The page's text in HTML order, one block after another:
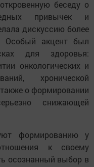
беседу о
привычек и
дискуссию более
Особый акцент был
для здоровья:
онкологических и
хронической
также о формировании
снижающей
формированию у
к своему
осознанный выбор в